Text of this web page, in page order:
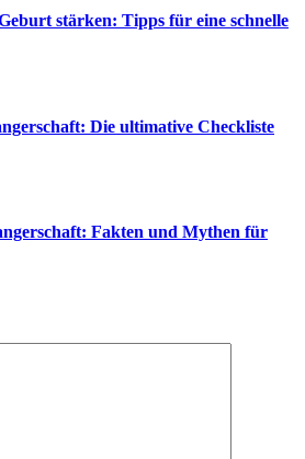
stärken: Tipps für eine schnelle
Die ultimative Checkliste
Fakten und Mythen für